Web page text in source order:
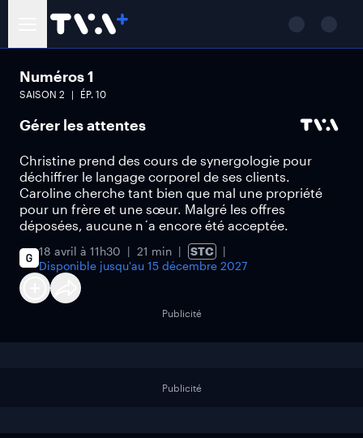
Numéros 1
SAISON 2 ÉP. 10
Gérer les attentes
Christine prend des cours de synergologie pour
déchiffrer le langage corporel de ses clients.
Caroline cherche tant bien que mal une propriété
pour un frère et une sœur. Malgré les offres
déposées, aucune n´a encore été acceptée.
18 avril à 11h30 21 min
STC
Disponible jusqu'au 15 décembre 2027
Publicité
Publicité